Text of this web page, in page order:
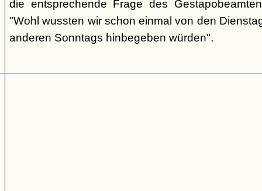
die entsprechende Frage des
"Wohl wussten wir schon einmal von den
anderen Sonntags hinbegeben würden".